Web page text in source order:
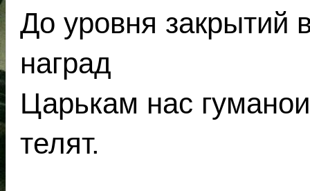
До уровня закрытий
наград
Царькам нас
телят.